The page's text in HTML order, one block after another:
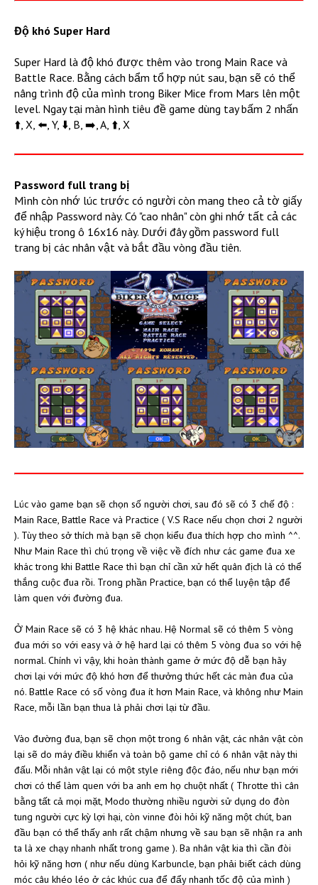
Độ khó Super Hard
Super Hard là độ khó được thêm vào trong Main Race và
Battle Race. Bằng cách bẩm tổ hợp nút sau, bạn sẽ có thể
nâng trình độ của mình trong Biker Mice from Mars lên một
level. Ngay tại màn hình tiêu đề game dùng tay bấm 2 nhấn
⬆️, X, ⬅️, Y, ⬇️, B, ➡️, A, ⬆️, X
Password full trang bị
Mình còn nhớ lúc trước có người còn mang theo cả tờ giấy
để nhập Password này. Có "cao nhân" còn ghi nhớ tất cả các
ký hiệu trong ô 16x16 này. Dưới đây gồm password full
trang bị các nhân vật và bắt đầu vòng đầu tiên.
Lúc vào game bạn sẽ chọn số người chơi, sau đó sẽ có 3 chế độ :
Main Race, Battle Race và Practice ( V.S Race nếu chọn chơi 2 người
). Tùy theo sở thích mà bạn sẽ chọn kiểu đua thích hợp cho mình ^^.
Như Main Race thì chú trọng về việc về đích như các game đua xe
khác trong khi Battle Race thì bạn chỉ cần xử hết quân địch là có thể
thắng cuộc đua rồi. Trong phần Practice, bạn có thể luyện tập để
làm quen với đường đua.
Ở Main Race sẽ có 3 hệ khác nhau. Hệ Normal sẽ có thêm 5 vòng
đua mới so với easy và ở hệ hard lại có thêm 5 vòng đua so với hệ
normal. Chính vì vậy, khi hoàn thành game ở mức độ dễ bạn hãy
chơi lại với mức độ khó hơn để thưởng thức hết các màn đua của
nó. Battle Race có số vòng đua ít hơn Main Race, và không như Main
Race, mỗi lần bạn thua là phải chơi lại từ đầu.
Vào đường đua, bạn sẽ chọn một trong 6 nhân vật, các nhân vật còn
lại sẽ do máy điều khiển và toàn bộ game chỉ có 6 nhân vật này thi
đấu. Mỗi nhân vật lại có một style riêng độc đáo, nếu như bạn mới
chơi có thể làm quen với ba anh em họ chuột nhất ( Throtte thì cân
bằng tất cả mọi mặt, Modo thường nhiều người sử dụng do đòn
tung người cực kỳ lợi hại, còn vinne đòi hỏi kỹ năng một chút, ban
đầu bạn có thể thấy anh rất chậm nhưng về sau bạn sẽ nhận ra anh
ta là xe chạy nhanh nhất trong game ). Ba nhân vật kia thì cần đòi
hỏi kỹ năng hơn ( như nếu dùng Karbuncle, bạn phải biết cách dùng
móc câu khéo léo ở các khúc cua để đẩy nhanh tốc độ của mình )